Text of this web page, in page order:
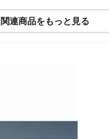
関連商品をもっと見る